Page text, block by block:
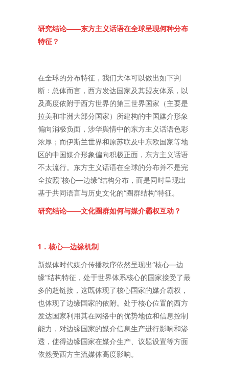
研究结论——东方主义话语在全球呈现何种分布
特征？
在全球的分布特征，我们大体可以做出如下判
断：总体而言，西方发达国家及其盟友体系，以
及高度依附于西方世界的第三世界国家（主要是
拉美和非洲大部分国家）所建构的中国媒介形象
偏向消极负面，涉华舆情中的东方主义话语色彩
浓厚；而伊斯兰世界和原苏联及中东欧国家等地
区的中国媒介形象偏向积极正面，东方主义话语
不太流行。东方主义话语在全球的分布并不是完
全按照“核心—边缘”结构分布，而是同时呈现出
基于共同语言与历史文化的“圈群结构”特征。
研究结论——文化圈群如何与媒介霸权互动？
1．核心—边缘机制
新媒体时代媒介传播秩序依然呈现出“核心—边
缘”结构特征，处于世界体系核心的国家接受了最
多的超链接，这既体现了核心国家的媒介霸权，
也体现了边缘国家的依附。处于核心位置的西方
发达国家利用其在网络中的优势地位和信息控制
能力，对边缘国家的媒介信息生产进行影响和渗
透，使得边缘国家在媒介生产、议题设置等方面
依然受西方主流媒体高度影响。